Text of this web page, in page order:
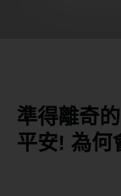
準得離奇
平安! 為何